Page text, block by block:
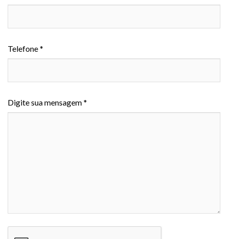
Telefone *
Digite sua mensagem *